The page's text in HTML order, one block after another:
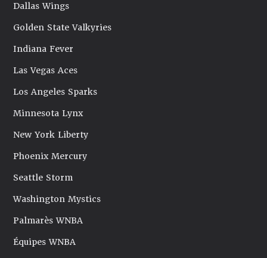
Dallas Wings
Golden State Valkyries
Indiana Fever
Las Vegas Aces
Los Angeles Sparks
Minnesota Lynx
New York Liberty
Phoenix Mercury
Seattle Storm
Washington Mystics
Palmarès WNBA
Équipes WNBA